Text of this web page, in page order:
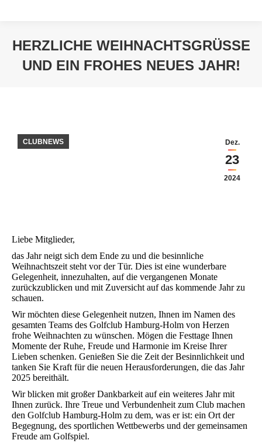
HERZLICHE WEIHNACHTSGRÜSSE U
ND EIN FROHES NEUES JAHR!
Dez.
23
2024
CLUBNEWS
Liebe Mitglieder,
das Jahr neigt sich dem Ende zu und die besinnliche
Weihnachtszeit steht vor der Tür. Dies ist eine wunderbare
Gelegenheit, innezuhalten, auf die vergangenen Monate
zurückzublicken und mit Zuversicht auf das kommende Jahr zu
schauen.
Wir möchten diese Gelegenheit nutzen, Ihnen im Namen des
gesamten Teams des Golfclub Hamburg-Holm von Herzen
frohe Weihnachten zu wünschen. Mögen die Festtage Ihnen
Momente der Ruhe, Freude und Harmonie im Kreise Ihrer
Lieben schenken. Genießen Sie die Zeit der Besinnlichkeit und
tanken Sie Kraft für die neuen Herausforderungen, die das Jahr
2025 bereithält.
Wir blicken mit großer Dankbarkeit auf ein weiteres Jahr mit
Ihnen zurück. Ihre Treue und Verbundenheit zum Club machen
den Golfclub Hamburg-Holm zu dem, was er ist: ein Ort der
Begegnung, des sportlichen Wettbewerbs und der gemeinsamen
Freude am Golfspiel.